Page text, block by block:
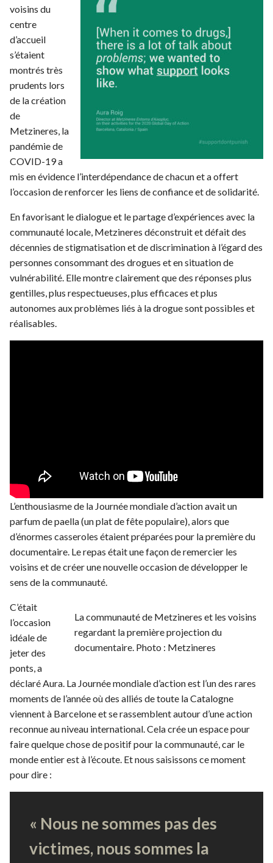
voisins du
centre
d’accueil
s’étaient
montrés très
prudents lors
de la création
de
Metzineres, la
pandémie de
COVID-19 a
mis en évidence l’interdépendance de chacun et a offert
l’occasion de renforcer les liens de confiance et de solidarité.
En favorisant le dialogue et le partage d’expériences avec la
communauté locale, Metzineres déconstruit et défait des
décennies de stigmatisation et de discrimination à l’égard des
personnes consommant des drogues et en situation de
vulnérabilité. Elle montre clairement que des réponses plus
gentilles, plus respectueuses, plus efficaces et plus
autonomes aux problèmes liés à la drogue sont possibles et
réalisables.
L’enthousiasme de la Journée mondiale d’action avait un
parfum de paella (un plat de fête populaire), alors que
d’énormes casseroles étaient préparées pour la première du
documentaire. Le repas était une façon de remercier les
voisins et de créer une nouvelle occasion de développer le
sens de la communauté.
La communauté de Metzineres et les voisins
regardant la première projection du
documentaire. Photo : Metzineres
C’était
l’occasion
idéale de
jeter des
ponts, a
déclaré Aura. La Journée mondiale d’action est l’un des rares
moments de l’année où des alliés de toute la Catalogne
viennent à Barcelone et se rassemblent autour d’une action
reconnue au niveau international. Cela crée un espace pour
faire quelque chose de positif pour la communauté, car le
monde entier est à l’écoute. Et nous saisissons ce moment
pour dire :
« Nous ne sommes pas des
victimes, nous sommes la